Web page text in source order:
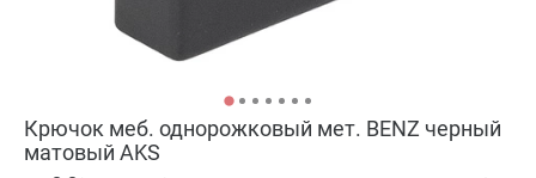
Крючок меб. однорожковый мет. BENZ черный
матовый AKS